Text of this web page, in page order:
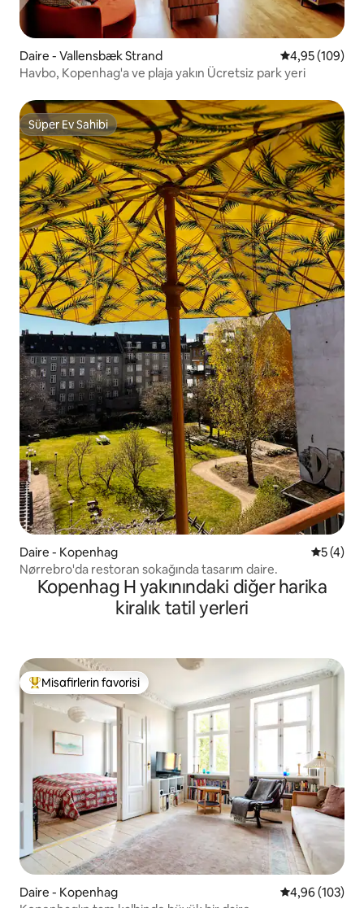
Daire - Vallensbæk Strand 5 üzerinden
4,95 (109)
Havbo, Kopenhag'a ve plaja yakın Ücretsiz park yeri
Süper Ev Sahibi
Süper Ev Sahibi
Daire - Kopenhag 55 (4)
Nørrebro'da restoran sokağında tasarım daire.
Kopenhag H yakınındaki diğer harika
kiralık tatil yerleri
Misafirlerin favorilerinden en beğenilenler arasında
Misafirlerin favorisi
Daire - Kopenhag 5 üzerinden
4,96 (103)